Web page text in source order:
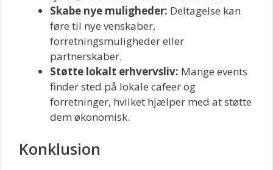
Skabe nye muligheder: Deltagelse kan
føre til nye venskaber,
forretningsmuligheder eller
partnerskaber.
Støtte lokalt erhvervsliv: Mange events
finder sted på lokale cafeer og
forretninger, hvilket hjælper med at støtte
dem økonomisk.
Konklusion